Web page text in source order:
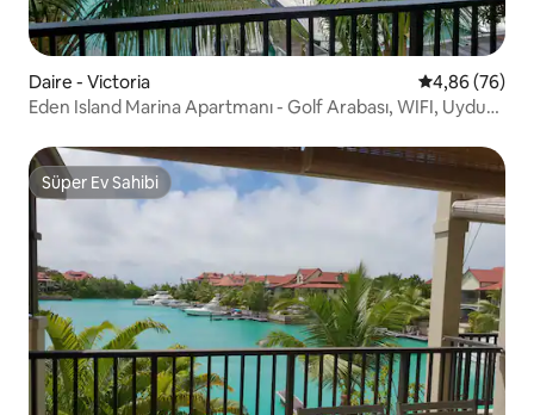
Daire - Victoria 5 üzerinden
4,86 (76)
Eden Island Marina Apartmanı - Golf Arabası, WIFI, Uydu
Süper Ev Sahibi
Süper Ev Sahibi